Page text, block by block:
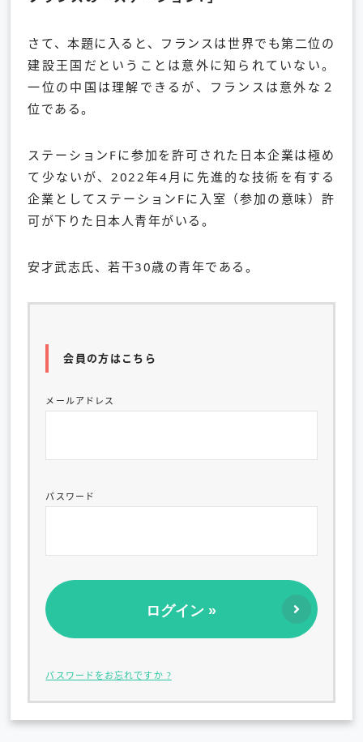
さて、本題に入ると、フランスは世界でも第二位の
建設王国だということは意外に知られていない。
一位の中国は理解できるが、フランスは意外な２
位である。
ステーションFに参加を許可された日本企業は極め
て少ないが、2022年4月に先進的な技術を有する
企業としてステーションFに入室（参加の意味）許
可が下りた日本人青年がいる。
安才武志氏、若干30歳の青年である。
会員の方はこちら
メールアドレス
パスワード
パスワードをお忘れですか ?